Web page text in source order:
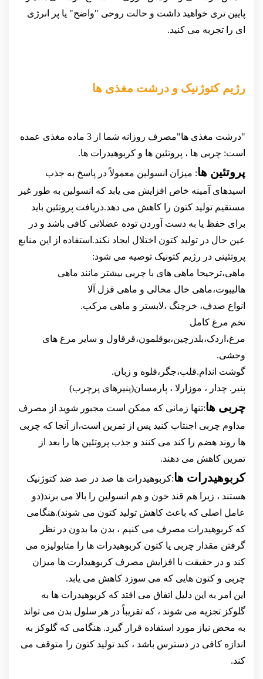
پایین تری خواهید داشت و حالت روحی "واضح" یا پر انرژی
ای را تجربه می کنید.
رژیم کتوژنیک و درشت مغذی ها
"درشت مغذی ها"مصرف روزانه شما از 3 ماده مغذی عمده
است: چربی ها ، پروتئین ها و کربوهیدرات ها.
پروتئین ها: میزان انسولین معمولاً در پاسخ به جذب
اسیدهای آمینه خاص افزایش می یابد که انسولین به طور غیر
مستقیم تولید کتون را کاهش می دهد.دریافت پروتئین باید
برای حفظ یا به دست آوردن توده عضلانی کافی باشد و در
عین حال در تولید کتون اختلال ایجاد نکند.استفاده از این منابع
پروتئینی در رژیم کتونیک توصیه می شود:
ماهی،ترجیحا ماهی های با چربی بیشتر مانند ماهی
هالیبوت،ماهی خال مخالی و ماهی قزل آلا
انواع صدف، خرچنگ ،لابستر و ماهی مرکب.
تخم مرغ کامل
مرغ،اردک،بلدرچین،بوقلمون،قرقاول و سایر مرغ های
وحشی.
گوشت اندام.قلب،جگر،قلوه و زبان.
پنیر. چدار ، موزارلا ، پارمسان(پنیرهای پرچرب)
چربی ها:تنها زمانی که ممکن است مجبور شوید از مصرف
مداوم چربی اجنتاب کنید پس از تمرین است،از آنجا که چربی
ها روند هضم را کند می کنند و جذب پروتئین ها را بعد از
تمرین کاهش می دهند.
کربوهیدرات ها:کربوهیدرات ها صد در صد ضد کتوژنیک
هستند ، زیرا هم قند خون و هم انسولین را بالا می برند(دو
عامل اصلی که باعث کاهش تولید کتون می شوند).هنگامی
که کربوهیدرات مصرف می کنیم ، بدن ما بدون در نظر
گرفتن مقدار چربی یا کتون کربوهیدرات ها را متابولیزه می
کند و در حقیقت با افزایش مصرف کربوهیدارت ها میزان
چربی و کتون هایی که می سوزد کاهش می یابد.
این امر به این دلیل اتفاق می افتد که کربوهیدرات ها به
گلوکز تجزیه می شوند ، که تقریباً در هر سلول بدن می تواند
به محض نیاز مورد استفاده قرار گیرد. هنگامی که گلوکز به
اندازه کافی در دسترس باشد ، کبد تولید کتون را متوقف می
کند.